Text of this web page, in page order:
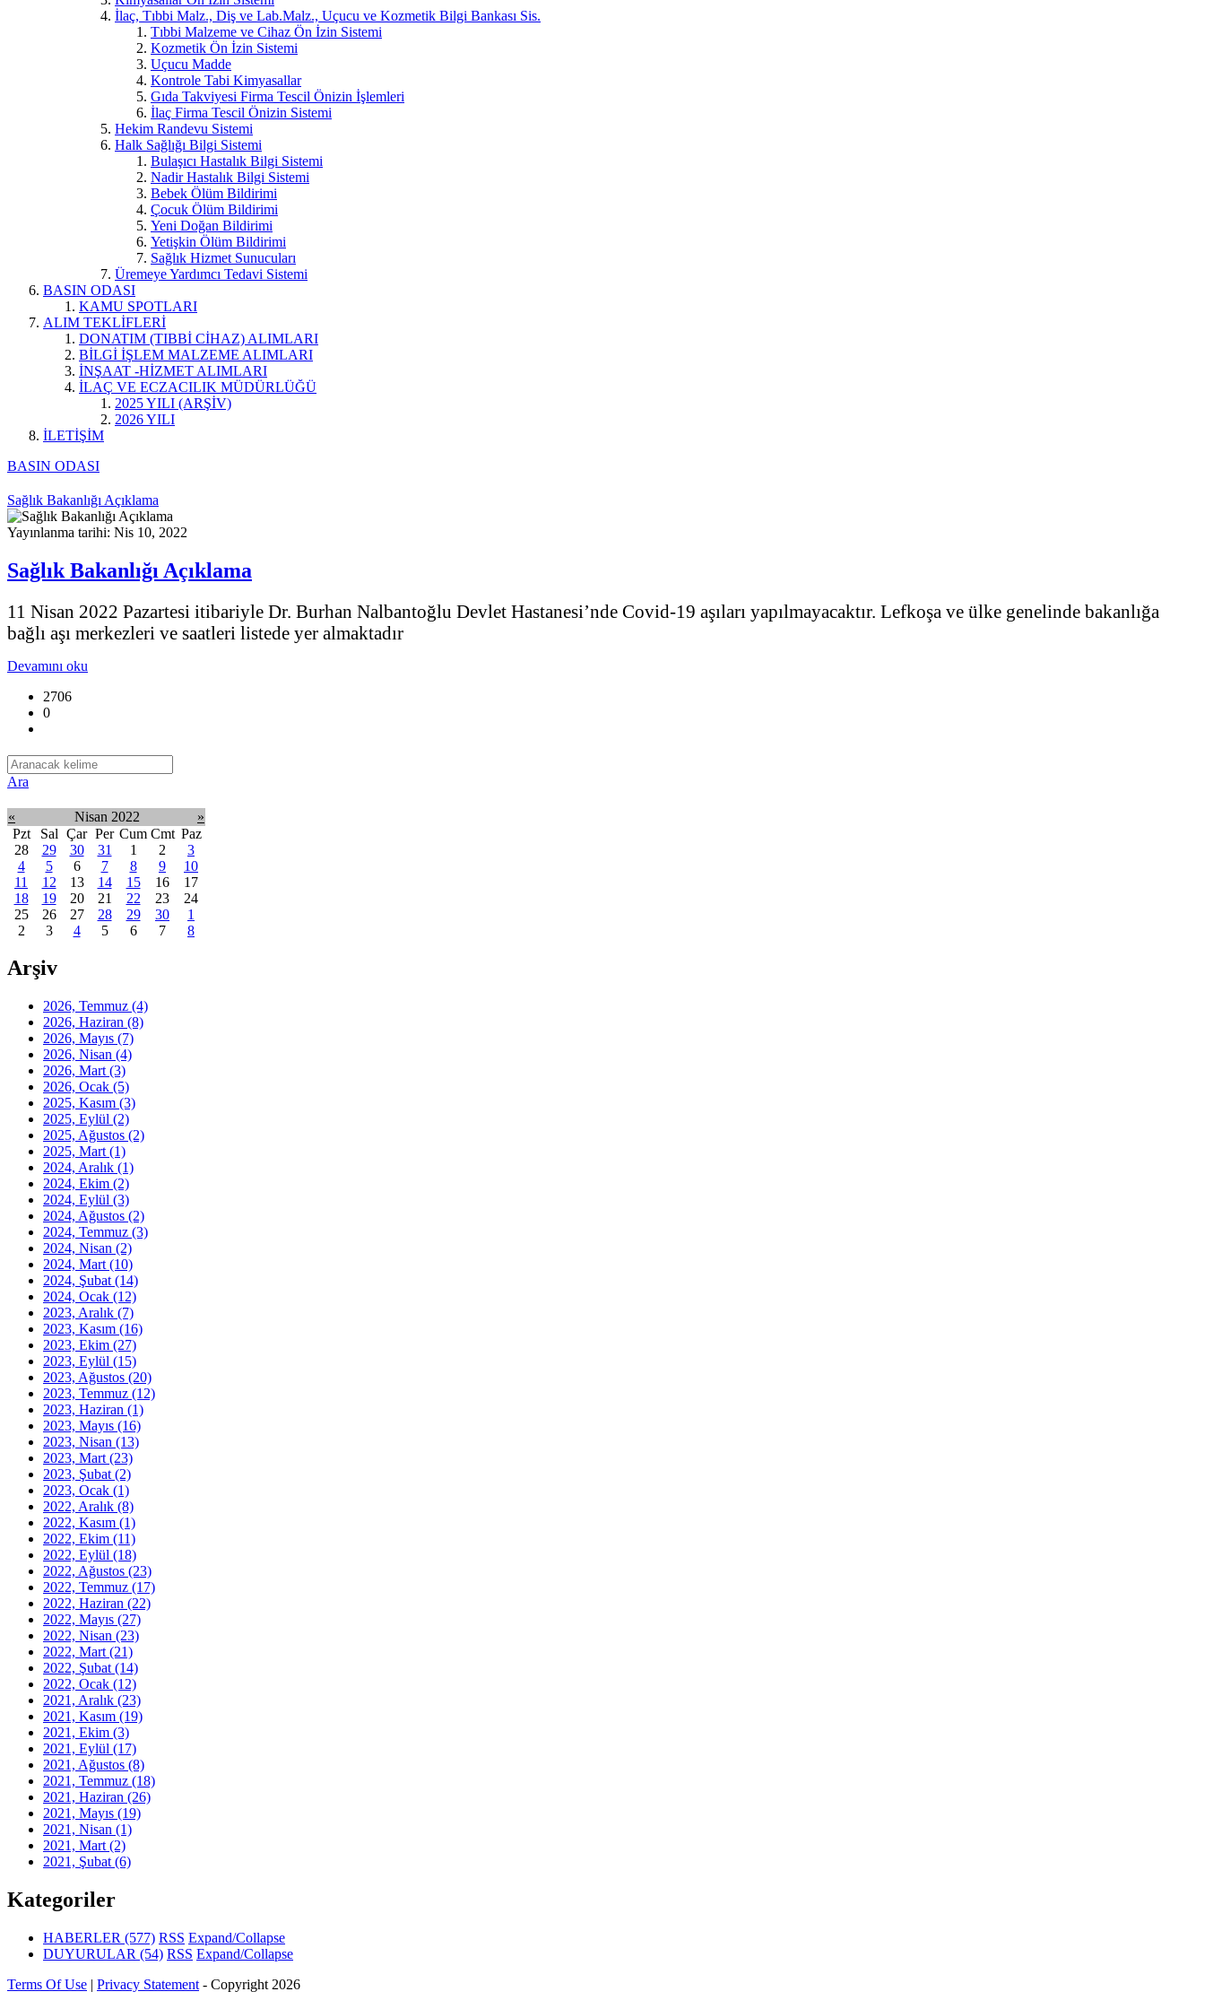
İlaç, Tıbbi Malz., Diş ve Lab.Malz., Uçucu ve Kozmetik Bilgi Bankası Sis.
Tıbbi Malzeme ve Cihaz Ön İzin Sistemi
Kozmetik Ön İzin Sistemi
Uçucu Madde
Kontrole Tabi Kimyasallar
Gıda Takviyesi Firma Tescil Önizin İşlemleri
İlaç Firma Tescil Önizin Sistemi
Hekim Randevu Sistemi
Halk Sağlığı Bilgi Sistemi
Bulaşıcı Hastalık Bilgi Sistemi
Nadir Hastalık Bilgi Sistemi
Bebek Ölüm Bildirimi
Çocuk Ölüm Bildirimi
Yeni Doğan Bildirimi
Yetişkin Ölüm Bildirimi
Sağlık Hizmet Sunucuları
Üremeye Yardımcı Tedavi Sistemi
BASIN ODASI
KAMU SPOTLARI
ALIM TEKLİFLERİ
DONATIM (TIBBİ CİHAZ) ALIMLARI
BİLGİ İŞLEM MALZEME ALIMLARI
İNŞAAT -HİZMET ALIMLARI
İLAÇ VE ECZACILIK MÜDÜRLÜĞÜ
2025 YILI (ARŞİV)
2026 YILI
İLETİŞİM
BASIN ODASI
Sağlık Bakanlığı Açıklama
Yayınlanma tarihi: Nis 10, 2022
Sağlık Bakanlığı Açıklama
11 Nisan 2022 Pazartesi itibariyle Dr. Burhan Nalbantoğlu Devlet Hastanesi’nde Covid-19 aşıları yapılmayacaktır. Lefkoşa ve ülke genelinde bakanlığa
bağlı aşı merkezleri ve saatleri listede yer almaktadır
Devamını oku
2706
0
Ara
« Nisan 2022
»
Pzt
Sal Çar Per Cum Cmt Paz
28
29 30 31 1 2
3
4
5 6 7 8 9
10
11
12 13 14 15 16
17
18
19 20 21 22 23
24
25
26 27 28 29 30
1
2
3 4 5 6 7 8
Arşiv
2026, Temmuz (4)
2026, Haziran (8)
2026, Mayıs (7)
2026, Nisan (4)
2026, Mart (3)
2026, Ocak (5)
2025, Kasım (3)
2025, Eylül (2)
2025, Ağustos (2)
2025, Mart (1)
2024, Aralık (1)
2024, Ekim (2)
2024, Eylül (3)
2024, Ağustos (2)
2024, Temmuz (3)
2024, Nisan (2)
2024, Mart (10)
2024, Şubat (14)
2024, Ocak (12)
2023, Aralık (7)
2023, Kasım (16)
2023, Ekim (27)
2023, Eylül (15)
2023, Ağustos (20)
2023, Temmuz (12)
2023, Haziran (1)
2023, Mayıs (16)
2023, Nisan (13)
2023, Mart (23)
2023, Şubat (2)
2023, Ocak (1)
2022, Aralık (8)
2022, Kasım (1)
2022, Ekim (11)
2022, Eylül (18)
2022, Ağustos (23)
2022, Temmuz (17)
2022, Haziran (22)
2022, Mayıs (27)
2022, Nisan (23)
2022, Mart (21)
2022, Şubat (14)
2022, Ocak (12)
2021, Aralık (23)
2021, Kasım (19)
2021, Ekim (3)
2021, Eylül (17)
2021, Ağustos (8)
2021, Temmuz (18)
2021, Haziran (26)
2021, Mayıs (19)
2021, Nisan (1)
2021, Mart (2)
2021, Şubat (6)
Kategoriler
HABERLER (577) RSS Expand/Collapse
DUYURULAR (54) RSS Expand/Collapse
Terms Of Use | Privacy Statement - Copyright 2026